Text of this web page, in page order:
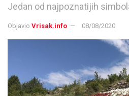
Jedan od najpoznatijih
Objavio Vrisak.info 08/08/2020